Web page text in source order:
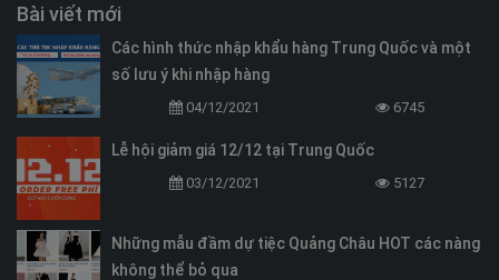
Bài viết mới
Các hình thức nhập khẩu hàng Trung Quốc và một
số lưu ý khi nhập hàng
04/12/2021 6745
Lễ hội giảm giá 12/12 tại Trung Quốc
03/12/2021 5127
Những mẫu đầm dự tiệc Quảng Châu HOT các nàng
không thể bỏ qua